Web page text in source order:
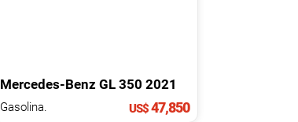
Mercedes-Benz GL 350 2021
Gasolina. US$47,850